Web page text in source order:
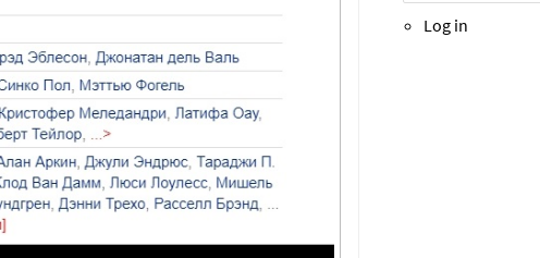
Log in